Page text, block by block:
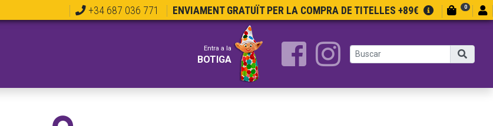
+34 687 036 771 ENVIAMENT GRATUÏT PER LA COMPRA DE TITELLES +89€ 0
Entra a la
BOTIGA